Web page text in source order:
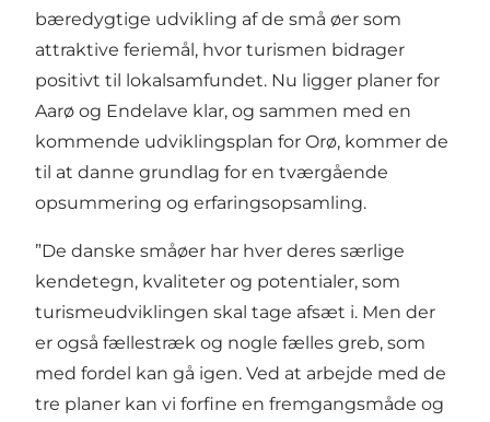
bæredygtige udvikling af de små øer som
attraktive feriemål, hvor turismen bidrager
positivt til lokalsamfundet. Nu ligger planer for
Aarø og Endelave klar, og sammen med en
kommende udviklingsplan for Orø, kommer de
til at danne grundlag for en tværgående
opsummering og erfaringsopsamling.
”De danske småøer har hver deres særlige
kendetegn, kvaliteter og potentialer, som
turismeudviklingen skal tage afsæt i. Men der
er også fællestræk og nogle fælles greb, som
med fordel kan gå igen. Ved at arbejde med de
tre planer kan vi forfine en fremgangsmåde og